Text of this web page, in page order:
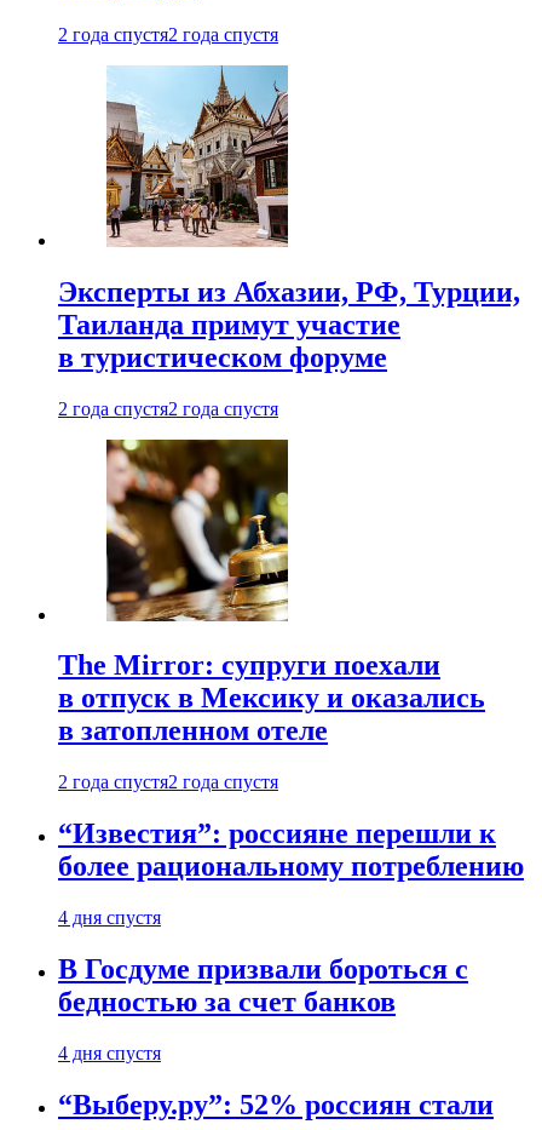
2 года спустя2 года спустя
Эксперты из Абхазии, РФ, Турции,
Таиланда примут участие
в туристическом форуме
2 года спустя2 года спустя
The Mirror: супруги поехали
в отпуск в Мексику и оказались
в затопленном отеле
2 года спустя2 года спустя
“Известия”: россияне перешли к
более рациональному потреблению
4 дня спустя
В Госдуме призвали бороться с
бедностью за счет банков
4 дня спустя
“Выберу.ру”: 52% россиян стали